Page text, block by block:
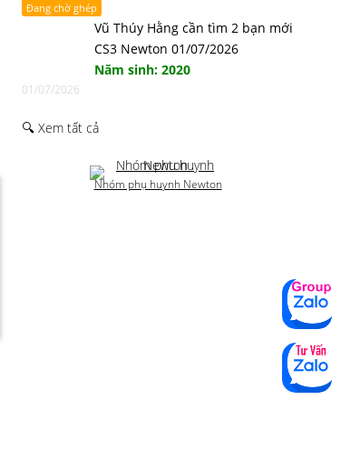
Đang chờ ghép
Vũ Thúy Hằng cần tìm 2 bạn mới
CS3 Newton 01/07/2026
Năm sinh: 2020
01/07/2026
🔍 Xem tất cả
Nhóm phụ huynh Newton